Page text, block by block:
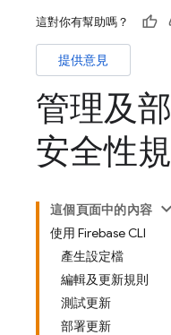
這對你有幫助嗎？
提供意見
管理及
安全性
這個頁面中的內容
使用 Firebase CLI
產生設定檔
編輯及更新規則
測試更新
部署更新